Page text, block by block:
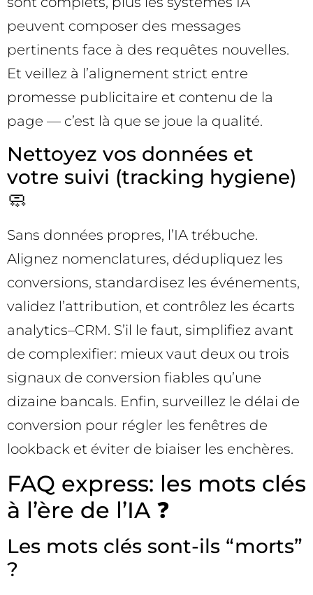
peuvent composer des messages
pertinents face à des requêtes nouvelles.
Et veillez à l’alignement strict entre
promesse publicitaire et contenu de la
page — c’est là que se joue la qualité.
Nettoyez vos données et
votre suivi (tracking hygiene)
🧼
Sans données propres, l’IA trébuche.
Alignez nomenclatures, dédupliquez les
conversions, standardisez les événements,
validez l’attribution, et contrôlez les écarts
analytics–CRM. S’il le faut, simplifiez avant
de complexifier: mieux vaut deux ou trois
signaux de conversion fiables qu’une
dizaine bancals. Enfin, surveillez le délai de
conversion pour régler les fenêtres de
lookback et éviter de biaiser les enchères.
FAQ express: les mots clés
à l’ère de l’IA ❓
Les mots clés sont-ils “morts”
?